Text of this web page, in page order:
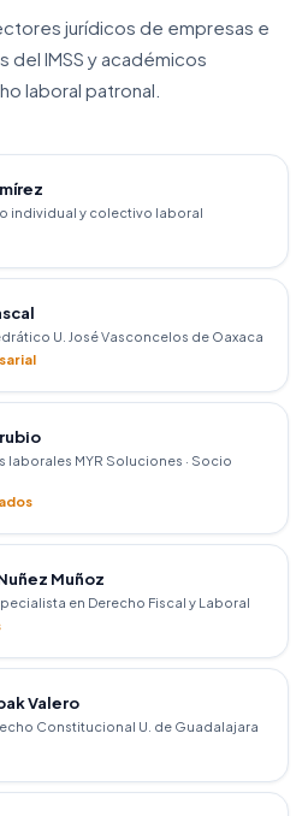
Laborales
Juicio Oral
jurídicos de empresas e
del IMSS y académicos
laboral patronal.
individual y colectivo laboral
U. José Vasconcelos de Oaxaca
MYR Soluciones · Socio
Muñoz
en Derecho Fiscal y Laboral
Valero
Constitucional U. de Guadalajara